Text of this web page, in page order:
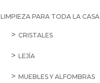
LIMPIEZA PARA TODA LA CASA
CRISTALES
LEJÍA
MUEBLES Y ALFOMBRAS